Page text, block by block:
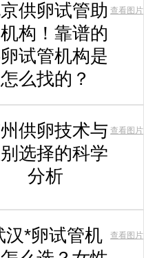
供卵试管助
构！靠谱的
试管机构是
怎么找的？
查看图片
供卵技术与
选择的科学
分析
查看图片
汉*卵试管机
查看图片